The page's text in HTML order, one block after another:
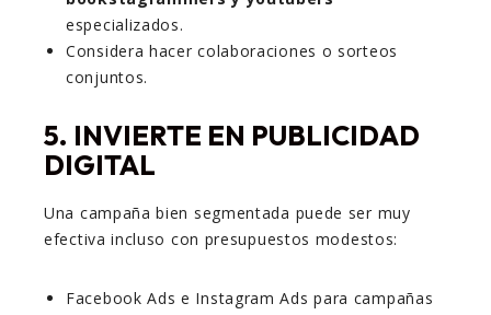
especializados.
Considera hacer colaboraciones o sorteos
conjuntos.
5. INVIERTE EN PUBLICIDAD
DIGITAL
Una campaña bien segmentada puede ser muy
efectiva incluso con presupuestos modestos:
Facebook Ads e Instagram Ads para campañas